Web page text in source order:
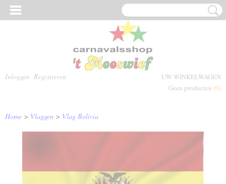
Inloggen Registreren
UW WINKELWAGEN
Geen producten (0)
Home > Vlaggen > Vlag Bolivia